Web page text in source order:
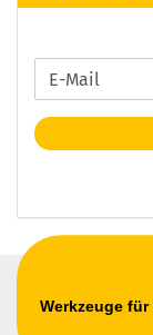
WEITER
ZUR
NEWSLETTER-
ANMELDUNG
E-
Mail
Werkzeuge